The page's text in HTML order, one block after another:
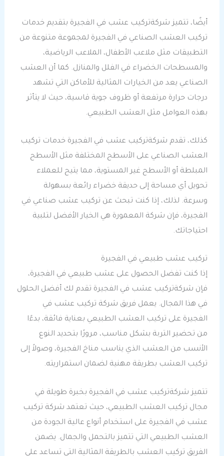
أيضًا، تتميز شركةتركيب عشب في الفجيرة بتقديم خدمات
تركيب العشب الصناعي في الفجيرة لمجموعة متنوعة من
التطبيقات مثل ملاعب الأطفال، الملاعب الرياضية،
والمسطحات الخضراء في الفلل والمنازل. كما أن العشب
الصناعي يعد من الخيارات المثالية للأماكن التي تشهد
درجات حرارة مرتفعة أو ظروف جوية قاسية، حيث لا يتأثر
بهذه العوامل مثل العشب الطبيعي.
كذلك، تقدم شركةتركيب عشب في الفجيرة خدمات تركيب
العشب الصناعي على الأسطح المختلفة مثل الأسطح
المبلطة أو الأسطح غير المستوية، مما يتيح للعملاء
تحويل أي مساحة إلى حديقة خضراء رائعة بسهولة
وسرعة. لذلك، إذا كنت تبحث عن تركيب عشب صناعي في
الفجيرة، فإن شركة المعمورة هي الخيار الأفضل لتلبية
احتياجاتك.
تركيب عشب طبيعي في الفجيرة
إذا كنت تفضل الحصول على عشب طبيعي في الفجيرة،
فإن شركةتركيب عشب في الفجيرة تقدم لك أفضل الحلول
في هذا المجال. يعمل فريق شركة تركيب عشب في
الفجيرة على تركيب العشب الطبيعي بعناية فائقة، بدءًا
من تحضير التربة بشكل مناسب، مرورًا بتحديد النوع
الأنسب من العشب الذي يناسب مناخ الفجيرة، وصولاً إلى
تركيب العشب بطريقة مهنية لضمان استمراريته.
تتميز شركةتركيب عشب في الفجيرة بخبرة طويلة في
مجال تركيب العشب الطبيعي، حيث تعتمد شركة تركيب
عشب في الفجيرة على استخدام أنواع عالية الجودة من
العشب الطبيعي التي تتميز بالتحمل والجمال. يضمن
الفريق تركيب العشب بالطريقة المثالية التي تساعد على